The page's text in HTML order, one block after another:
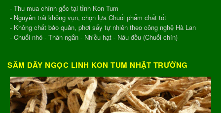
- Thu mua chính gốc tại tỉnh Kon Tum
- Nguyên trái không vụn, chọn lựa Chuối phẩm chất tốt
- Không chất bảo quản, phơi sấy tự nhiên theo công nghệ Hà Lan
- Chuối nhỏ - Thân ngắn - Nhiều hạt - Nâu đều (Chuối chín)
SÂM DÂY NGỌC LINH KON TUM NHẬT TRƯỜNG